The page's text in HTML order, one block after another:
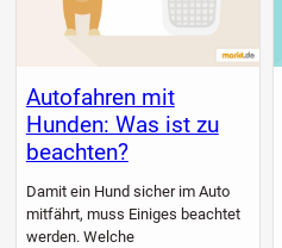
Autofahren mit
Hunden: Was ist zu
beachten?
Damit ein Hund sicher im Auto
mitfährt, muss Einiges beachtet
werden. Welche